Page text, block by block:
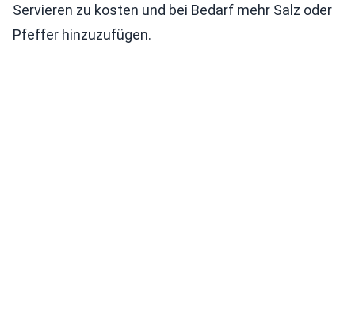
Servieren zu kosten und bei Bedarf mehr Salz oder
Pfeffer hinzuzufügen.